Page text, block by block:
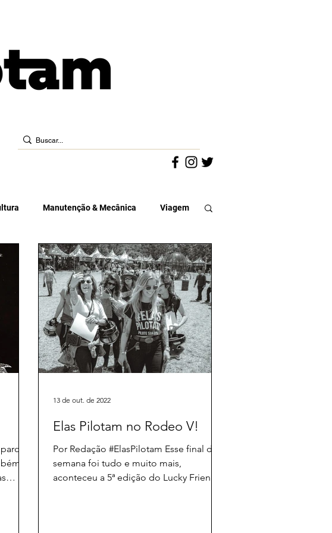
Manutenção & Mecânica Viagem
Elas Pilotam no Rodeo V!
Por Redação #ElasPilotam Esse final de
semana foi tudo e muito mais,
aconteceu a 5ª edição do Lucky Friends
13 de out. de 2022